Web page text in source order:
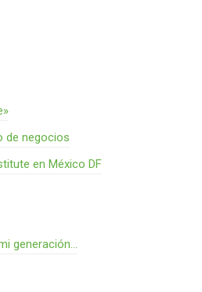
de negocios
en México DF
generación…